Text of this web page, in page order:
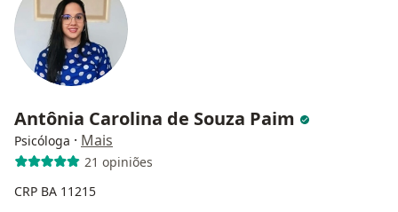
Antônia Carolina de Souza Paim
Psicóloga · Mais
21 opiniões
CRP BA 11215